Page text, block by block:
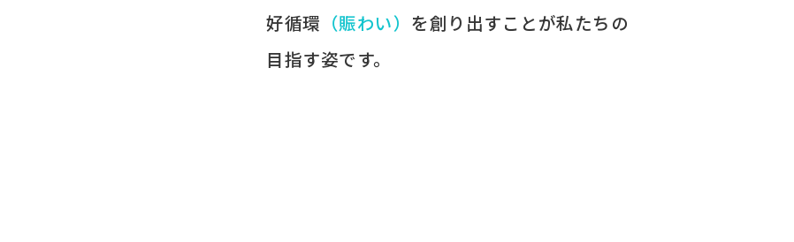
好循環 ​（賑わい） を​創り出すことが​私たちの​
目指す姿です。​